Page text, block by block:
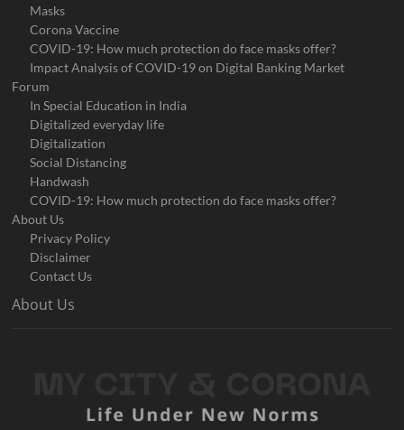
Masks
Corona Vaccine
COVID-19: How much protection do face masks offer?
Impact Analysis of COVID-19 on Digital Banking Market
Forum
In Special Education in India
Digitalized everyday life
Digitalization
Social Distancing
Handwash
COVID-19: How much protection do face masks offer?
About Us
Privacy Policy
Disclaimer
Contact Us
About Us